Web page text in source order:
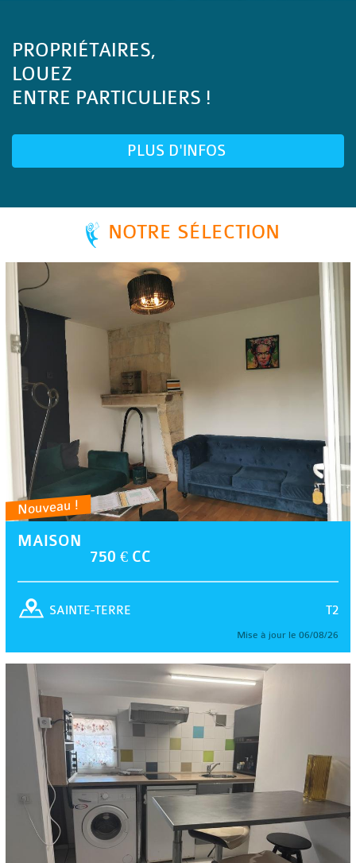
PROPRIÉTAIRES,
LOUEZ
ENTRE PARTICULIERS !
PLUS D'INFOS
NOTRE SÉLECTION
Nouveau !
MAISON
750 € CC
T2
SAINTE-TERRE
Mise à jour le 06/08/26